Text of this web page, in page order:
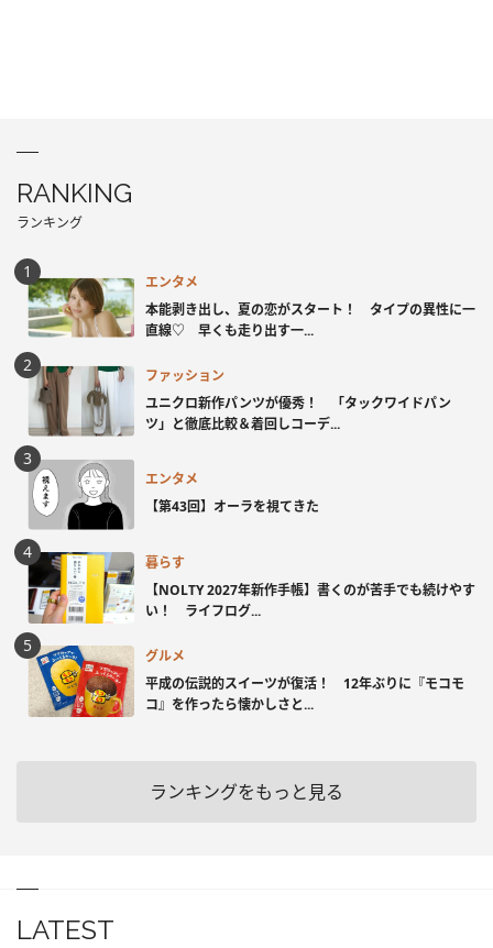
RANKING
ランキング
エンタメ
本能剥き出し、夏の恋がスタート！ タイプの異性に一
直線♡ 早くも走り出す一...
ファッション
ユニクロ新作パンツが優秀！ 「タックワイドパン
ツ」と徹底比較＆着回しコーデ...
エンタメ
【第43回】オーラを視てきた
暮らす
【NOLTY 2027年新作手帳】書くのが苦手でも続けやす
い！ ライフログ...
グルメ
平成の伝説的スイーツが復活！ 12年ぶりに『モコモ
コ』を作ったら懐かしさと...
ランキングをもっと見る
LATEST